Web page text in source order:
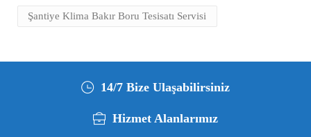
Şantiye Klima Bakır Boru Tesisatı Servisi
14/7 Bize Ulaşabilirsiniz
Hizmet Alanlarımız